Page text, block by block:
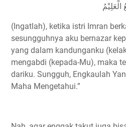
(Ingatlah), ketika istri Imran
sesungguhnya aku bernazar
yang dalam kandunganku
mengabdi (kepada-Mu), maka
dariku. Sungguh, Engkaulah
Maha Mengetahui.”